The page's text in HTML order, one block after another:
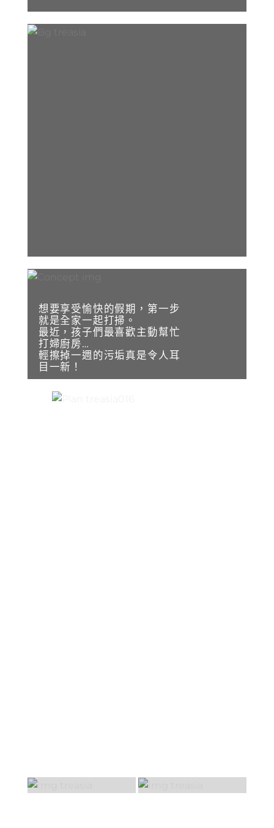
想要享受愉快的假期，第一步
就是全家一起打掃。
最近，孩子們最喜歡主動幫忙
打婦廚房…
輕擦掉一週的污垢真是令人耳
目一新！